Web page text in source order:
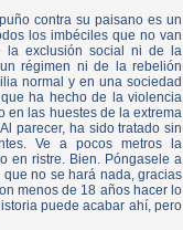
contra su paisano es un
los imbéciles que no van
la exclusión social ni de la
régimen ni de la rebelión
normal y en una sociedad
ha hecho de la violencia
en las huestes de la extrema
parecer, ha sido tratado sin
Ve a pocos metros la
en ristre. Bien. Póngasele a
no se hará nada, gracias
menos de 18 años hacer lo
puede acabar ahí, pero